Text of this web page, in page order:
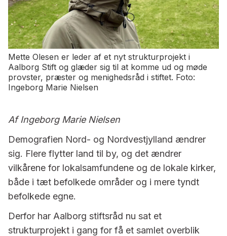
Mette Olesen er leder af et nyt strukturprojekt i
Aalborg Stift og glæder sig til at komme ud og møde
provster, præster og menighedsråd i stiftet. Foto:
Ingeborg Marie Nielsen
Af Ingeborg Marie Nielsen
Demografien Nord- og Nordvestjylland ændrer
sig. Flere flytter land til by, og det ændrer
vilkårene for lokalsamfundene og de lokale kirker,
både i tæt befolkede områder og i mere tyndt
befolkede egne.
Derfor har Aalborg stiftsråd nu sat et
strukturprojekt i gang for få et samlet overblik